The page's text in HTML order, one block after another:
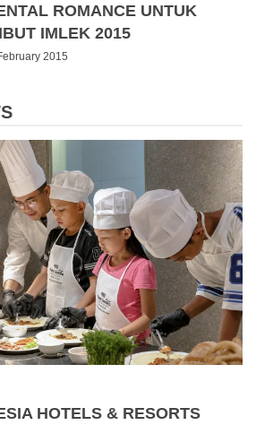
ROMANCE UNTUK
IMLEK 2015
2015
HOTELS & RESORTS